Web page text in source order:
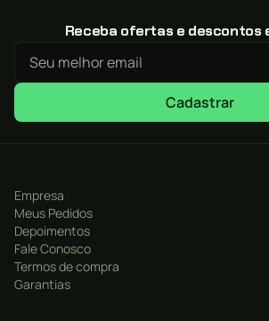
Receba ofertas e descontos
Cadastrar
Empresa
Meus Pedidos
Depoimentos
Fale Conosco
Termos de compra
Garantias